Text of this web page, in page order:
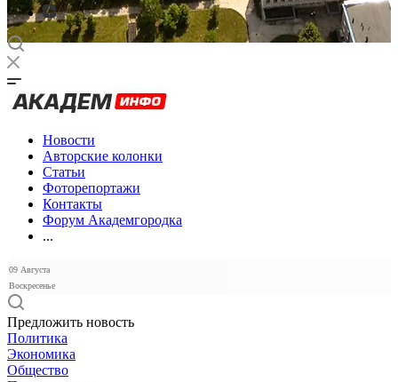
Новости
Авторские колонки
Статьи
Фоторепортажи
Контакты
Форум Академгородка
...
09 Августа
Воскресенье
Предложить новость
Политика
Экономика
Общество